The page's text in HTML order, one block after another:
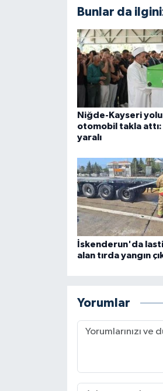
Bunlar da
Niğde-Kayseri
otomobil takla attı:
yaralı
İskenderun'da
alan tırda yangın
Yorumlar